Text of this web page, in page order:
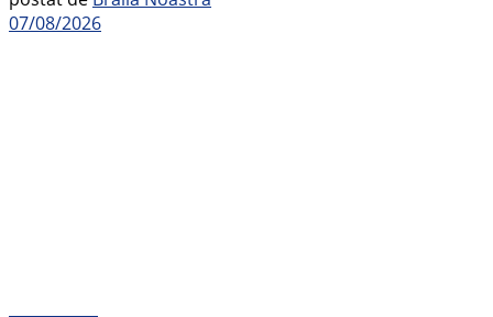
07/08/2026